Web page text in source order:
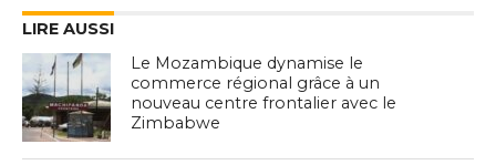
LIRE AUSSI
Le Mozambique dynamise le
commerce régional grâce à un
nouveau centre frontalier avec le
Zimbabwe